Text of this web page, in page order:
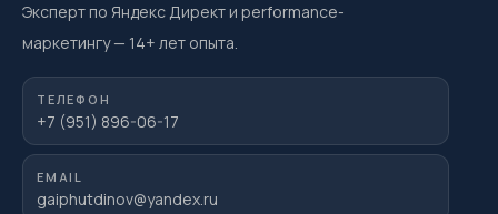
Эксперт по Яндекс Директ и performance-
маркетингу— 14+ лет опыта.
ТЕЛЕФОН
+7 (951) 896-06-17
EMAIL
gaiphutdinov@yandex.ru